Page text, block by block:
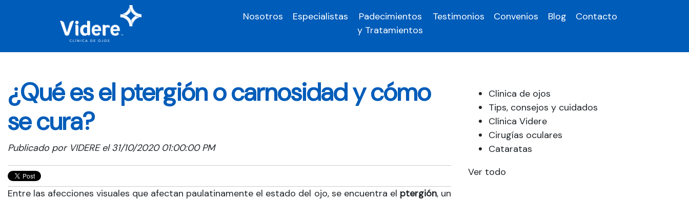
Nosotros Especialistas
Padecimientos
y Tratamientos
Testimonios Convenios Blog Contacto
¿Qué es el ptergión o carnosidad y cómo
se cura?
Publicado por VIDEREel 31/10/2020 01:00:00 PM
Entre las afecciones visuales que afectan paulatinamente el estado del ojo, se encuentra el ptergión, un
Clinica de ojos
Tips, consejos y cuidados
Clínica Videre
Cirugías oculares
Cataratas
Ver todo